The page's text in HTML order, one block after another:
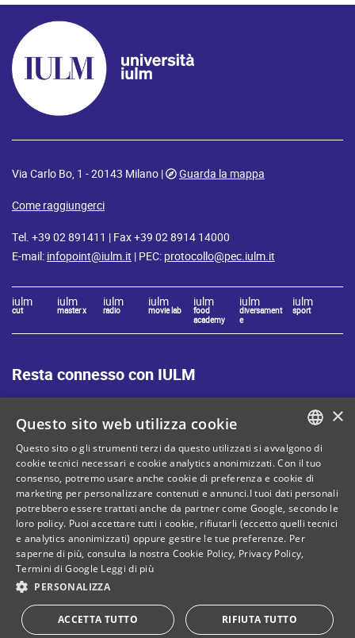
Via Carlo Bo, 1 - 20143 Milano |
Guarda la mappa
Come raggiungerci
Tel. +39 02 891411 | Fax +39 02 8914 14000
E-mail: infopoint@iulm.it | PEC: protocollo@pec.iulm.it
iulm
cut
iulm
master x
iulm
radio
iulm
movie lab
iulm
food
academy
iulm
diversament
e
iulm
sport
Resta connesso con IULM
Mappa del sito
Privacy policy
Cookie Policy
Note legali
Contatti
C. Fiscale: 80071270153
Dona il tuo 5 per mille!
ITALIAN
ENGLISH
×
Questo sito web utilizza cookie
Questo sito o gli strumenti terzi da questo utilizzati si avvalgono di
cookie tecnici necessari e cookie analytics anonimizzati. Con il tuo
consenso, potremo usare anche cookie di preferenza e cookie di
marketing per personalizzare contenuti e annunci.I tuoi dati personali
potrebbero essere trattati anche da partner come Google, secondo le
loro policy. Puoi accettare tutti i cookie, rifiutarli (eccetto quelli tecnici
e analytics anonimizzati) oppure gestire le tue preferenze. Per
saperne di più, consulta la nostra Cookie Policy, Privacy Policy,
Termini di Google Leggi di più
PERSONALIZZA
ACCETTA TUTTO RIFIUTA TUTTO